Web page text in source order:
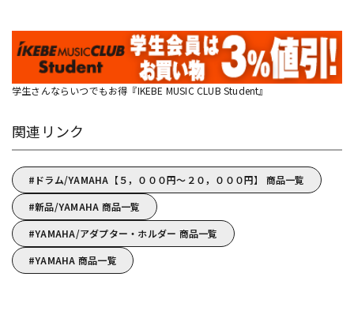
学生さんならいつでもお得『IKEBE MUSIC CLUB Student』
関連リンク
ドラム/YAMAHA【５，０００円～２０，０００円】 商品一覧
新品/YAMAHA 商品一覧
YAMAHA/アダプター・ホルダー 商品一覧
YAMAHA 商品一覧